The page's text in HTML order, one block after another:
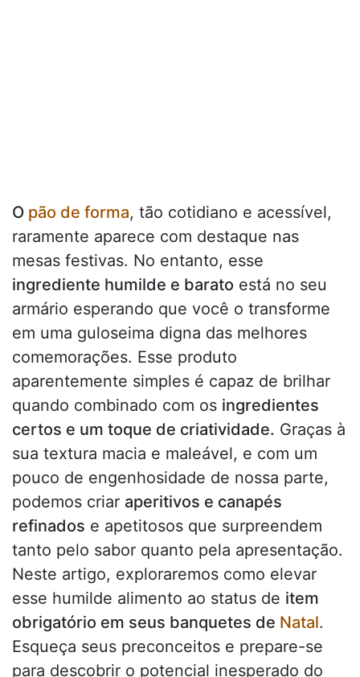
O pão de forma, tão cotidiano e acessível,
raramente aparece com destaque nas
mesas festivas. No entanto, esse
ingrediente humilde e barato está no seu
armário esperando que você o transforme
em uma guloseima digna das melhores
comemorações. Esse produto
aparentemente simples é capaz de brilhar
quando combinado com os ingredientes
certos e um toque de criatividade. Graças à
sua textura macia e maleável, e com um
pouco de engenhosidade de nossa parte,
podemos criar aperitivos e canapés
refinados e apetitosos que surpreendem
tanto pelo sabor quanto pela apresentação.
Neste artigo, exploraremos como elevar
esse humilde alimento ao status de item
obrigatório em seus banquetes de Natal.
Esqueça seus preconceitos e prepare-se
para descobrir o potencial inesperado do